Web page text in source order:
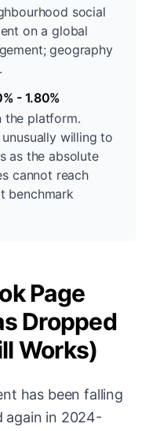
social
on a global
geography
- 1.80%
the platform.
willing to
as the absolute
cannot reach
benchmark
Page
Dropped
Works)
has been falling
again in 2024-